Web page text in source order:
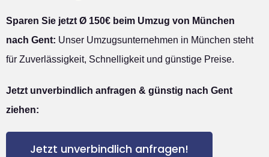
Sparen Sie jetzt Ø 150€ beim Umzug von München
nach Gent: Unser Umzugsunternehmen in München steht
für Zuverlässigkeit, Schnelligkeit und günstige Preise.
Jetzt unverbindlich anfragen & günstig nach Gent
ziehen:
Jetzt unverbindlich anfragen!